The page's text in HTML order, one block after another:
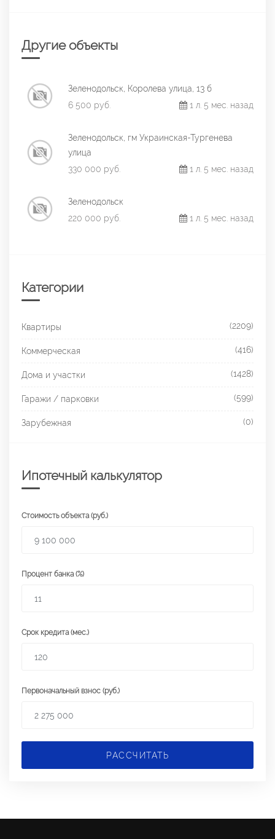
Другие объекты
Зеленодольск, Королева улица, 13 б
6 500 руб.
1 л. 5 мес. назад
Зеленодольск, гм Украинская-Тургенева
улица
330 000 руб.
1 л. 5 мес. назад
Зеленодольск
220 000 руб.
1 л. 5 мес. назад
Категории
Квартиры (2209)
Коммерческая (416)
Дома и участки (1428)
Гаражи / парковки (599)
Зарубежная (0)
Ипотечный калькулятор
Стоимость объекта (руб.)
Процент банка (%)
Срок кредита (мес.)
Первоначальный взнос (руб.)
РАССЧИТАТЬ